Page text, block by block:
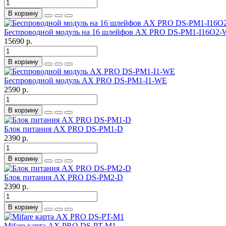
В корзину
Беспроводной модуль на 16 шлейфов AX PRO DS-PM1-I16O2-
15690 р.
В корзину
Беспроводной модуль AX PRO DS-PM1-I1-WE
2590 р.
В корзину
Блок питания AX PRO DS-PM1-D
2390 р.
В корзину
Блок питания AX PRO DS-PM2-D
2390 р.
В корзину